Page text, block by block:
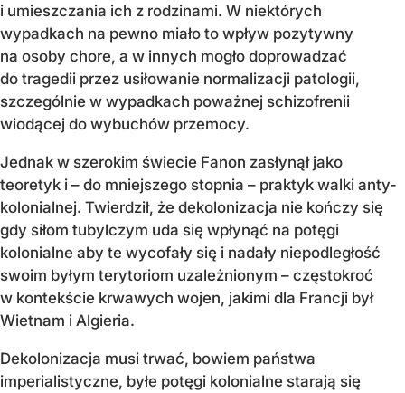
i umieszczania ich z rodzinami. W niektórych
wypadkach na pewno miało to wpływ pozytywny
na osoby chore, a w innych mogło doprowadzać
do tragedii przez usiłowanie normalizacji patologii,
szczególnie w wypadkach poważnej schizofrenii
wiodącej do wybuchów przemocy.
Jednak w szerokim świecie Fanon zasłynął jako
teoretyk i – do mniejszego stopnia – praktyk walki anty-
kolonialnej. Twierdził, że dekolonizacja nie kończy się
gdy siłom tubylczym uda się wpłynąć na potęgi
kolonialne aby te wycofały się i nadały niepodległość
swoim byłym terytoriom uzależnionym – częstokroć
w kontekście krwawych wojen, jakimi dla Francji był
Wietnam i Algieria.
Dekolonizacja musi trwać, bowiem państwa
imperialistyczne, byłe potęgi kolonialne starają się